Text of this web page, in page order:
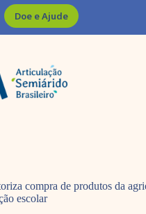
Doe e Ajude
compra de produtos da
escolar